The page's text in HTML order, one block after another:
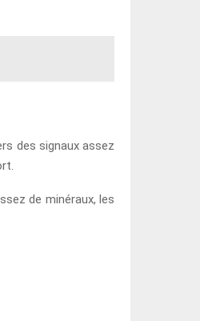
des signaux assez
de minéraux, les